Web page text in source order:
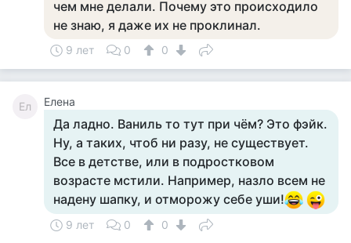
чем мне делали. Почему это происходило
не знаю, я даже их не проклинал.
9 лет 0 0
Ел Елена
Да ладно. Ваниль то тут при чём? Это фэйк.
Ну, а таких, чтоб ни разу, не существует.
Все в детстве, или в подростковом
возрасте мстили. Например, назло всем не
надену шапку, и отморожу себе уши!
9 лет 0 0